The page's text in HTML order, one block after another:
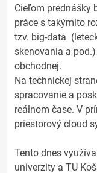
Cieľom prednášky
práce s takýmito
tzv. big-data
skenovania a
obchodnej.
Na technickej
spracovanie a
reálnom čase. V
priestorový cloud
Tento dnes
univerzity a TU